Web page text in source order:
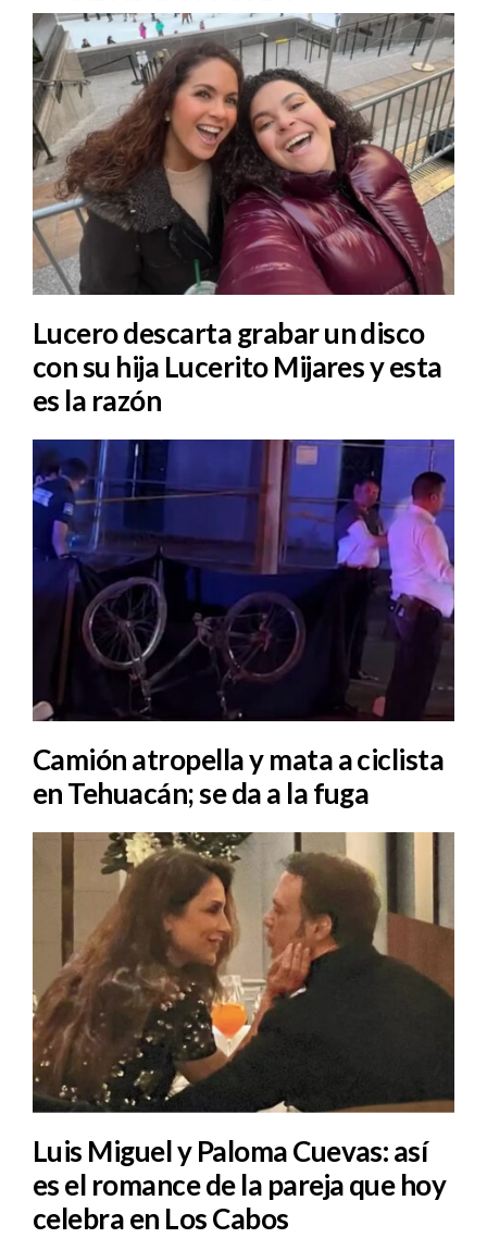
Lucero descarta grabar un disco
con su hija Lucerito Mijares y esta
es la razón
Camión atropella y mata a ciclista
en Tehuacán; se da a la fuga
Luis Miguel y Paloma Cuevas: así
es el romance de la pareja que hoy
celebra en Los Cabos